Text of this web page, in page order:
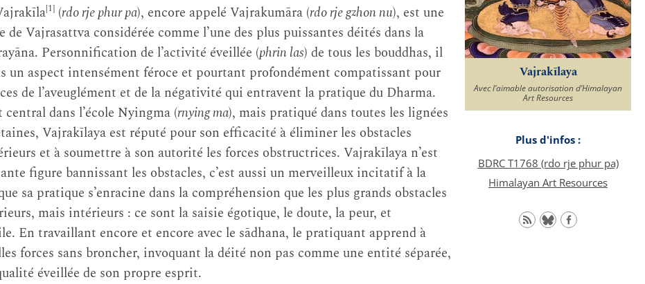
[1] (rdo rje phur pa), encore appelé Vajrakumāra (rdo rje gzhon nu), est une
de Vajrasattva considérée comme l’une des plus puissantes déités dans la
Personnification de l’activité éveillée (phrin las) de tous les bouddhas, il
un aspect intensément féroce et pourtant profondément compatissant pour
de l’aveuglément et de la négativité qui entravent la pratique du Dharma.
dans l’école Nyingma (rnying ma), mais pratiqué dans toutes les lignées
Vajrakīlaya est réputé pour son efficacité à éliminer les obstacles
et à soumettre à son autorité les forces obstructrices. Vajrakīlaya n’est
figure bannissant les obstacles, c’est aussi un merveilleux incitatif à la
sa pratique s’enracine dans la compréhension que les plus grands obstacles
mais intérieurs : ce sont la saisie égotique, le doute, la peur, et
En travaillant encore et encore avec le sādhana, le pratiquant apprend à
forces sans broncher, invoquant la déité non pas comme une entité séparée,
éveillée de son propre esprit.
Vajrakīlaya
Avec l’aimable autorisation d’Himalayan
Art Resources
Plus d'infos :
BDRC T1768 (rdo rje phur pa)
Himalayan Art Resources